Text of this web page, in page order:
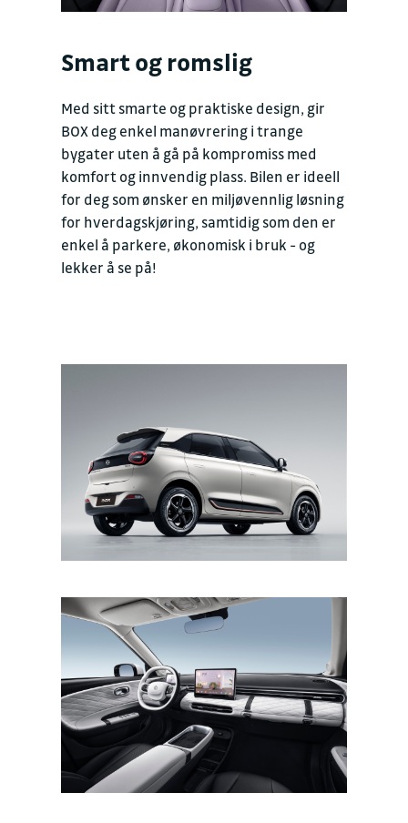
Smart og romslig
Med sitt smarte og praktiske design, gir
BOX deg enkel manøvrering i trange
bygater uten å gå på kompromiss med
komfort og innvendig plass. Bilen er ideell
for deg som ønsker en miljøvennlig løsning
for hverdagskjøring, samtidig som den er
enkel å parkere, økonomisk i bruk - og
lekker å se på!